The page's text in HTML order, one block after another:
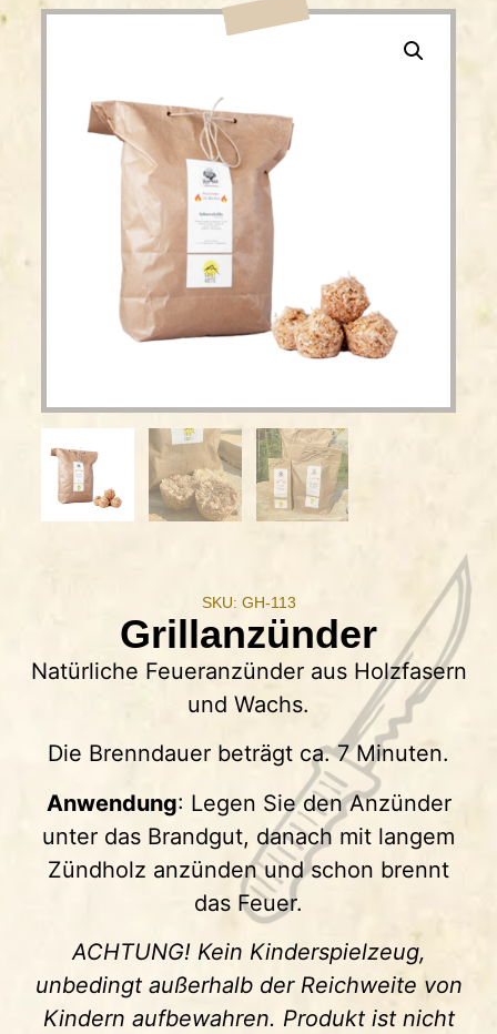
SKU: GH-113
Grillanzünder
Natürliche Feueranzünder aus Holzfasern
und Wachs.
Die Brenndauer beträgt ca. 7 Minuten.
Anwendung: Legen Sie den Anzünder
unter das Brandgut, danach mit langem
Zündholz anzünden und schon brennt
das Feuer.
ACHTUNG! Kein Kinderspielzeug,
unbedingt außerhalb der Reichweite von
Kindern aufbewahren. Produkt ist nicht